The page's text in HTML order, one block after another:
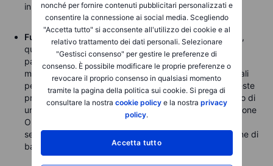
nonché per fornire contenuti pubblicitari personalizzati e
consentire la connessione ai social media. Scegliendo
"Accetta tutto" si acconsente all'utilizzo dei cookie e al
relativo trattamento dei dati personali. Selezionare
"Gestisci consenso" per gestire le preferenze di
consenso. È possibile modificare le proprie preferenze o
revocare il proprio consenso in qualsiasi momento
tramite la pagina della politica sui cookie. Si prega di
consultare la nostra cookie policye la nostra privacy
policy.
Accetta tutto
in aumento.
Future sul greggio
stabilizzati dopo il crollo di martedì,
quando Trump ha imposto dazi del 50% sulla maggior
parte delle importazioni USA dall'India, rispettando la
minaccia di punire una delle maggiori economie mondiali
per gli acquisti di petrolio russo a sconto. Tuttavia, queste
preoccupazioni continuano a essere mitigate dal rischio di
un glut di offerta in crescita tra l’aumento della produzione
OPEC+. Nel frattempo, in vista dell'aggiornamento
settimanale dell'EIA, l'API ha riportato un calo di 1 milione di
barili nelle scorte USA.